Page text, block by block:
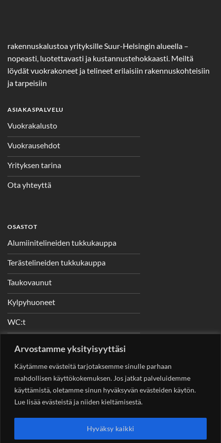
Arvostamme yksityisyyttäsi
Käytämme evästeitä tarjotaksemme sinulle parhaan
mahdollisen käyttökokemuksen. Jos jatkat palveluidemme
käyttämistä, oletamme sinun hyväksyvän evästeiden käytön.
Lue lisää evästeistä ja niiden kieltämisestä.
Hyväksy kaikki
rakennuskalustoa yrityksille Suur-Helsingin alueella –
nopeasti, luotettavasti ja kustannustehokkaasti. Meiltä
löydät vuokrakoneet ja telineet erilaisiin rakennuskohteisiin
ja tarpeisiin
ASIAKASPALVELU
Vuokrakalusto
Vuokrausehdot
Yrityksen tarina
Ota yhteyttä
OSASTOT
Alumiinitelineiden tukkukauppa
Terästelineiden tukkukauppa
Taukovaunut
Kylpyhuoneet
WC:t
YHTEYSTIEDOT
Helsingin Rakennuskonevuokraus OySotungintie 449,
00890 Helsinki 0400 99 53 63